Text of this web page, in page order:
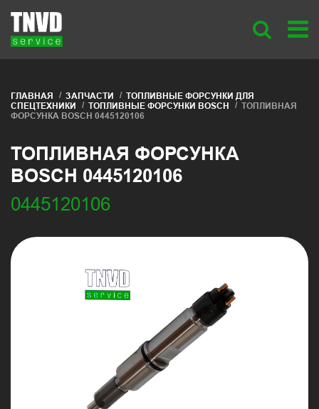
ГЛАВНАЯ ЗАПЧАСТИ
ТОПЛИВНЫЕ ФОРСУНКИ ДЛЯ
СПЕЦТЕХНИКИ
ТОПЛИВНЫЕ ФОРСУНКИ BOSCH
ТОПЛИВНАЯ
ФОРСУНКА BOSCH 0445120106
ТОПЛИВНАЯ ФОРСУНКА
BOSCH 0445120106
0445120106